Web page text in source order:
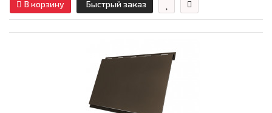
В корзину Быстрый заказ